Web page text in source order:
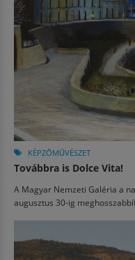
KÉPZŐMŰVÉSZET
Továbbra is Dolce Vita!
A Magyar Nemzeti Galéria a
augusztus 30-ig